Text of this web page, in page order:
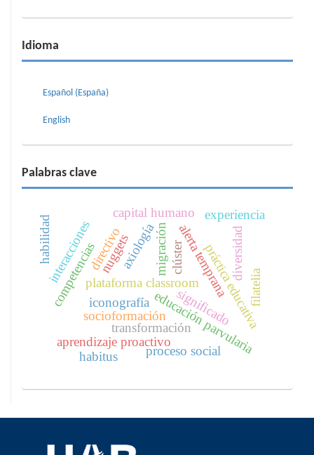
Idioma
Español (España)
English
Palabras clave
alerta temprana
plataforma classroom
migración
educación parvularia
transformación
socioformación
competencias
aprendizaje proactivo
práctica educativa
interacciones
proceso social
axiología diversidad
filatelia
significado
clúster
nuggets
directivo
capital humano
iconografía
habilidad experiencia
habitus